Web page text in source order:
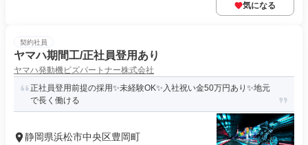
気になる
契約社員
ヤマハ期間工/正社員登用あり
ヤマハ発動機ビズパートナー株式会社
正社員登用前提の採用✨未経験OK✨入社祝い金50万円あり✨地元
で長く働ける
静岡県浜松市中央区豊岡町